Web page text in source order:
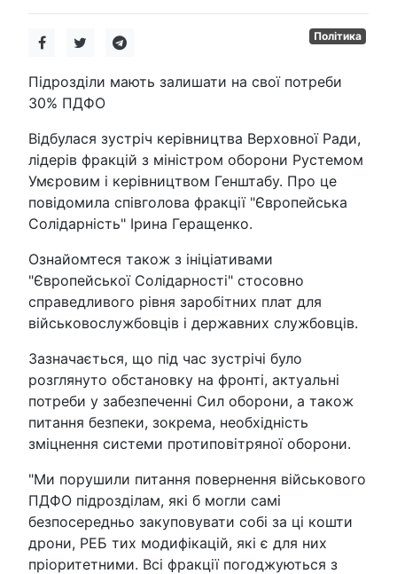
Політика
Підрозділи мають залишати на свої потреби
30% ПДФО
Відбулася зустріч керівництва Верховної Ради,
лідерів фракцій з міністром оборони Рустемом
Умєровим і керівництвом Генштабу. Про це
повідомила співголова фракції "Європейська
Солідарність" Ірина Геращенко.
Ознайомтеся також з ініціативами
"Європейської Солідарності" стосовно
справедливого рівня заробітних плат для
військовослужбовців і державних службовців.
Зазначається, що під час зустрічі було
розглянуто обстановку на фронті, актуальні
потреби у забезпеченні Сил оборони, а також
питання безпеки, зокрема, необхідність
зміцнення системи протиповітряної оборони.
"Ми порушили питання повернення військового
ПДФО підрозділам, які б могли самі
безпосередньо закуповувати собі за ці кошти
дрони, РЕБ тих модифікацій, які є для них
пріоритетними. Всі фракції погоджуються з